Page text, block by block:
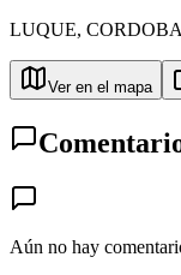
LUQUE, CORDOBA
Ver en el mapa
Aún no hay